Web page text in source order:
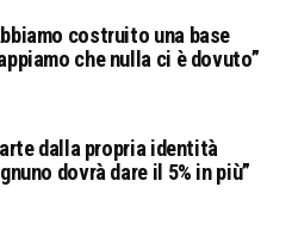
costruito una base
che nulla ci è dovuto”
dalla propria identità
dovrà dare il 5% in più”